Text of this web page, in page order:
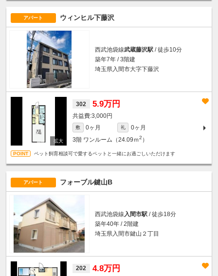
アパート ウィンヒル下藤沢
西武池袋線武蔵藤沢駅 / 徒歩10分
築年7年 / 3階建
埼玉県入間市大字下藤沢
302 5.9万円
3,000円
敷 0ヶ月 礼
0ヶ月
3階 ワンルーム（24.09ｍ2 ）
ペット飼育相談可で愛するペットと一緒にお過ごしいただけます
アパート フォーブル鍵山B
西武池袋線 入間市駅 / 徒歩18分
築年40年 / 2階建
埼玉県入間市鍵山２丁目
202 4.8万円